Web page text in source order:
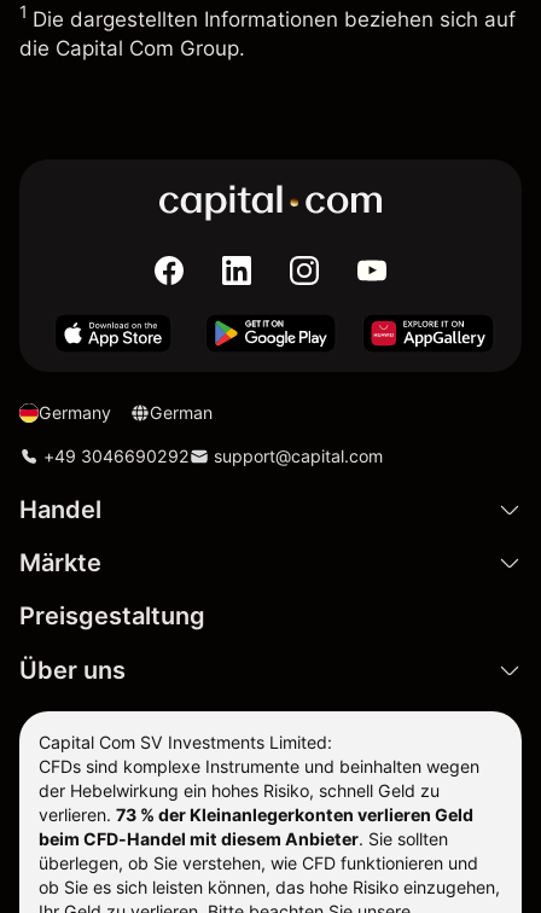
1 Die dargestellten Informationen beziehen sich auf
die Capital Com Group.
Germany German
+49 3046690292 support@capital.com
Handel
Märkte
Preisgestaltung
Über uns
Capital Com SV Investments Limited:
CFDs sind komplexe Instrumente und beinhalten wegen
der Hebelwirkung ein hohes Risiko, schnell Geld zu
verlieren. 73 % der Kleinanlegerkonten verlieren Geld
beim CFD-Handel mit diesem Anbieter. Sie sollten
überlegen, ob Sie verstehen, wie CFD funktionieren und
ob Sie es sich leisten können, das hohe Risiko einzugehen,